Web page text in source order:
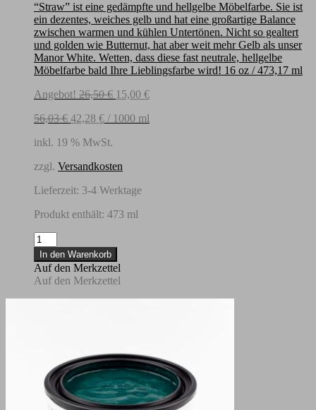
“Straw” ist eine gedämpfte und hellgelbe Möbelfarbe. Sie ist
ein dezentes, weiches gelb und hat eine großartige Balance
zwischen warmen und kühlen Untertönen. Nicht so gealtert
und golden wie Butternut, hat aber weit mehr Gelb als unser
Manor White. Wetten, dass diese fast neutrale, hellgelbe
Möbelfarbe bald Ihre Lieblingsfarbe wird! 16 oz / 473,17 ml
Angebot! 26,50€ Ursprünglicher
war:
15,00 €Aktueller
ist:
56,03€ 42,28 € / 1000 ml
inkl. 19 % MwSt.
zzgl. Versandkosten
Lieferzeit: 3-4 Werktage
Produkt enthält: 473 ml
MudPaint
-
Straw-
473,17
ml
Menge
In den Warenkorb
Auf den Merkzettel
Auf den Merkzettel